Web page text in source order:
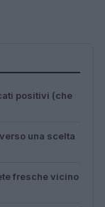
positivi (che
una scelta
fresche vicino